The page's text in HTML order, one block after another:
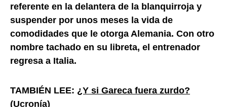
referente en la delantera de la blanquirroja y
suspender por unos meses la vida de
comodidades que le otorga Alemania. Con otro
nombre tachado en su libreta, el entrenador
regresa a Italia.
TAMBIÉN LEE: ¿Y si Gareca fuera zurdo?
(Ucronía)